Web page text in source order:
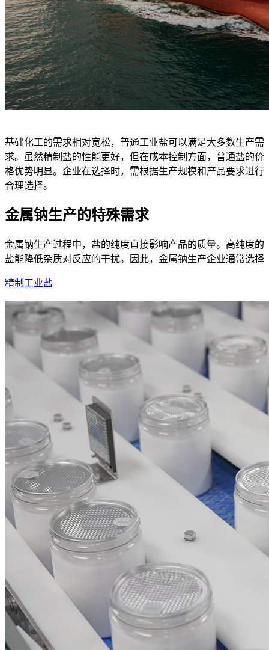
基础化工的需求相对宽松，普通工业盐可以满足大多数生产需
求。虽然精制盐的性能更好，但在成本控制方面，普通盐的价
格优势明显。企业在选择时，需根据生产规模和产品要求进行
合理选择。
金属钠生产的特殊需求
金属钠生产过程中，盐的纯度直接影响产品的质量。高纯度的
盐能降低杂质对反应的干扰。因此，金属钠生产企业通常选择
精制工业盐